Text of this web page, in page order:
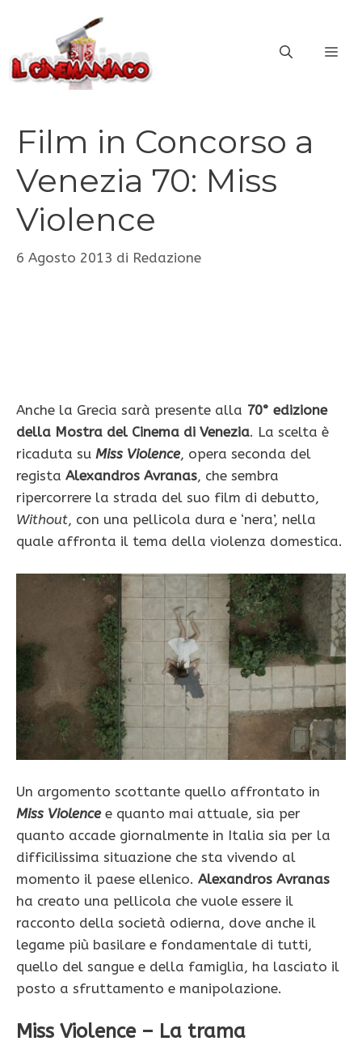
contenuto
Film in Concorso a
Venezia 70: Miss
Violence
6 Agosto 2013 di Redazione
Anche la Grecia sarà presente alla 70° edizione
della Mostra del Cinema di Venezia. La scelta è
ricaduta su Miss Violence, opera seconda del
regista Alexandros Avranas, che sembra
ripercorrere la strada del suo film di debutto,
Without, con una pellicola dura e ‘nera’, nella
quale affronta il tema della violenza domestica.
Un argomento scottante quello affrontato in
Miss Violencee quanto mai attuale, sia per
quanto accade giornalmente in Italia sia per la
difficilissima situazione che sta vivendo al
momento il paese ellenico. Alexandros Avranas
ha creato una pellicola che vuole essere il
racconto della società odierna, dove anche il
legame più basilare e fondamentale di tutti,
quello del sangue e della famiglia, ha lasciato il
posto a sfruttamento e manipolazione.
Miss Violence – La trama